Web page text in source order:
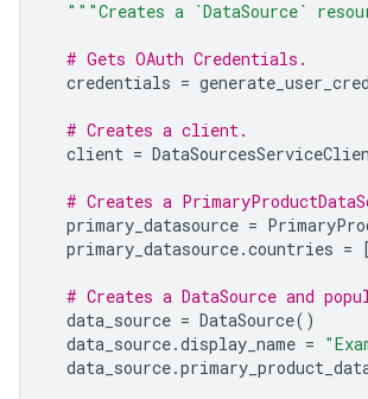
"""Creates a `DataSource`
# Gets OAuth Credentials.
credentials =
# Creates a client.
client =
# Creates a
primary_datasource =
primary_datasource.countries = [
# Creates a DataSource and
data_source = DataSource()
data_source.display_name =
data_source.